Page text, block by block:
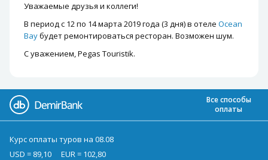
Уважаемые друзья и коллеги!
В период с 12 по 14 марта 2019 года (3 дня) в отеле Ocean
Bayбудет ремонтироваться ресторан. Возможен шум.
С уважением, Pegas Touristik.
Все способы
оплаты
Курс оплаты туров на 08.08
USD = 89,10
EUR = 102,80